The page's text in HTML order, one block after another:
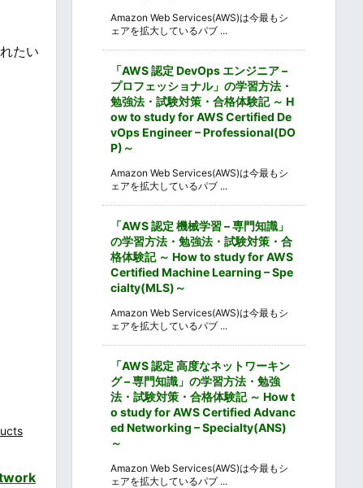
たい
Amazon Web Services(AWS)は今最もシ
ェアを拡大しているパブ ...
「AWS 認定 DevOps エンジニア –
プロフェッショナル」の学習方法・
勉強法・試験対策・合格体験記 ～ H
ow to study for AWS Certified De
vOps Engineer – Professional(DO
P)～
Amazon Web Services(AWS)は今最もシ
ェアを拡大しているパブ ...
「AWS 認定 機械学習 – 専門知識」
の学習方法・勉強法・試験対策・合
格体験記 ～ How to study for AWS
Certified Machine Learning – Spe
cialty(MLS)～
Amazon Web Services(AWS)は今最もシ
ェアを拡大しているパブ ...
「AWS 認定 高度なネットワーキン
グ – 専門知識」の学習方法・勉強
法・試験対策・合格体験記 ～ How t
o study for AWS Certified Advanc
ed Networking – Specialty(ANS)
～
Amazon Web Services(AWS)は今最もシ
ェアを拡大しているパブ ...